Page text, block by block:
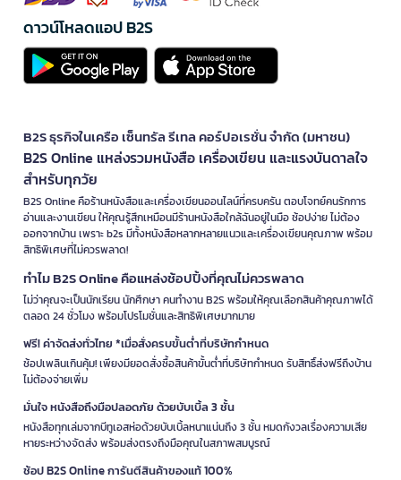
ดาวน์โหลดแอป B2S
B2S ธุรกิจในเครือ เซ็นทรัล รีเทล คอร์ปอเรชั่น จำกัด (มหาชน)
B2S Online แหล่งรวมหนังสือ เครื่องเขียน และแรงบันดาลใจ
สำหรับทุกวัย
B2S Online คือร้านหนังสือและเครื่องเขียนออนไลน์ที่ครบครัน ตอบโจทย์คนรักการ
อ่านและงานเขียน ให้คุณรู้สึกเหมือนมีร้านหนังสือใกล้ฉันอยู่ในมือ ช้อปง่าย ไม่ต้อง
ออกจากบ้าน เพราะ b2s มีทั้งหนังสือหลากหลายแนวและเครื่องเขียนคุณภาพ พร้อม
สิทธิพิเศษที่ไม่ควรพลาด!
ทำไม B2S Online คือแหล่งช้อปปิ้งที่คุณไม่ควรพลาด
ไม่ว่าคุณจะเป็นนักเรียน นักศึกษา คนทำงาน B2S พร้อมให้คุณเลือกสินค้าคุณภาพได้
ตลอด 24 ชั่วโมง พร้อมโปรโมชั่นและสิทธิพิเศษมากมาย
ฟรี! ค่าจัดส่งทั่วไทย *เมื่อสั่งครบขั้นต่ำที่บริษัทกำหนด
ช้อปเพลินเกินคุ้ม! เพียงมียอดสั่งซื้อสินค้าขั้นต่ำที่บริษัทกำหนด รับสิทธิ์ส่งฟรีถึงบ้าน
ไม่ต้องจ่ายเพิ่ม
มั่นใจ หนังสือถึงมือปลอดภัย ด้วยบับเบิ้ล 3 ชั้น
หนังสือทุกเล่มจากบีทูเอสห่อด้วยบับเบิ้ลหนาแน่นถึง 3 ชั้น หมดกังวลเรื่องความเสีย
หายระหว่างจัดส่ง พร้อมส่งตรงถึงมือคุณในสภาพสมบูรณ์
ช้อป B2S Online การันตีสินค้าของแท้ 100%